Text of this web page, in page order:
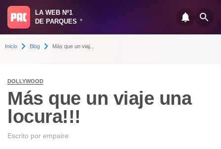
LA WEB Nº1
DE PARQUES
®
Inicio Blog Más que un viaj...
DOLLYWOOD
Más que un viaje una
locura!!!
Escrito por empaire